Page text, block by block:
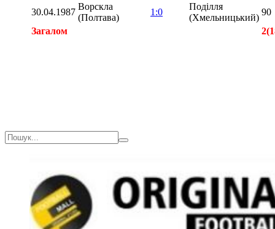
30.04.1987
Ворскла
(Полтава)
1:0
Поділля
(Хмельницький)
90
Загалом